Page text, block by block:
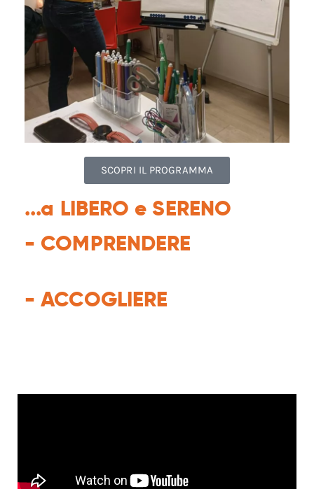
SCOPRI IL PROGRAMMA
...a LIBERO e SERENO
- COMPRENDERE
- ACCOGLIERE